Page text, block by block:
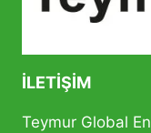
İLETIŞIM
Teymur Global